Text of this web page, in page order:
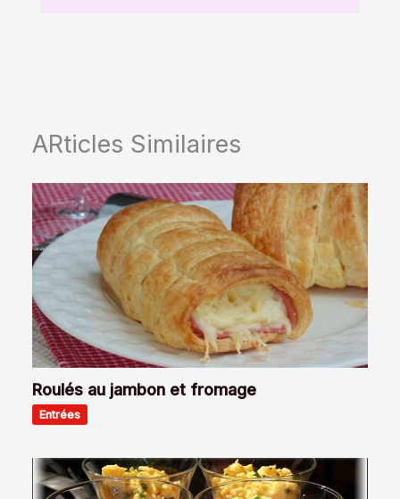
ARticles Similaires
Roulés au jambon et fromage
Entrées